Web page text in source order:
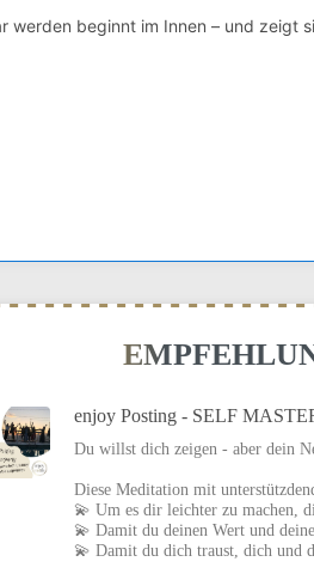
beginnt im Innen – und zeigt
enjoy Posting - SELF
Du willst dich zeigen - aber dein
Diese Meditation mit
💫 Um es dir leichter zu machen,
💫 Damit du deinen Wert und
💫 Damit du dich traust, dich und